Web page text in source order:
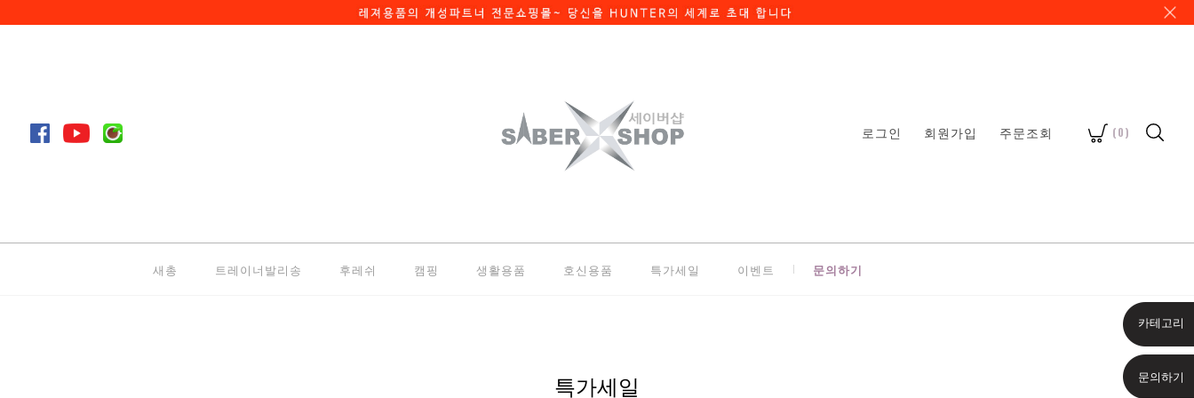
로그인 회원가입 주문조회 (0)
새총 트레이너발리송 후레쉬 캠핑 생활용품 호신용품 특가세일 이벤트 문의하기
카테고리
문의하기
특가세일